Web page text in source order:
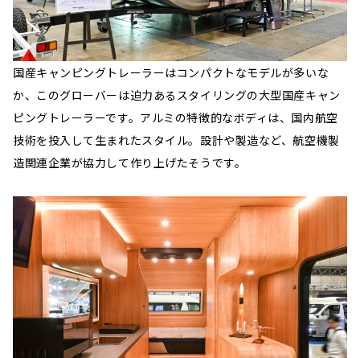
国産キャンピングトレーラーはコンパクトなモデルが多いな
か、このグローバーは迫力あるスタイリングの大型国産キャン
ピングトレーラーです。アルミの特徴的なボディは、国内航空
技術を投入して生まれたスタイル。設計や製造など、航空機製
造関連企業が協力して作り上げたそうです。